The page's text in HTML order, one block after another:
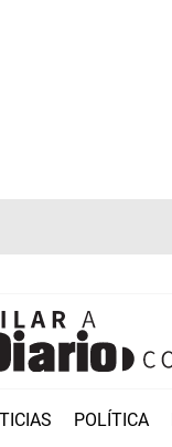
POLÍTICA